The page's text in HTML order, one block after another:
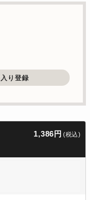
り登録
1,386円 (税込)